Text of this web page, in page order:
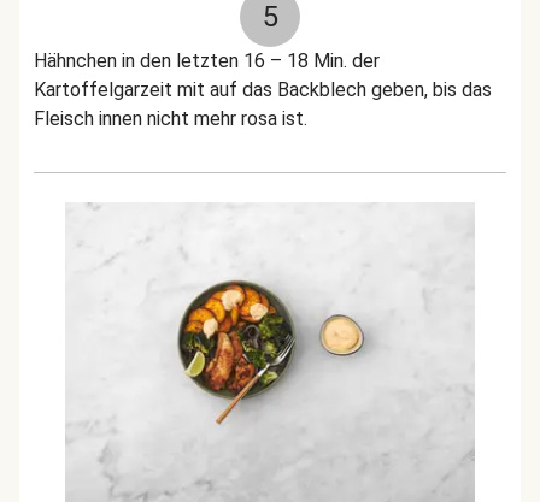
5
Hähnchen in den letzten 16 – 18 Min. der
Kartoffelgarzeit mit auf das Backblech geben, bis das
Fleisch innen nicht mehr rosa ist.